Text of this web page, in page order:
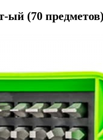
ый (70 предметов)